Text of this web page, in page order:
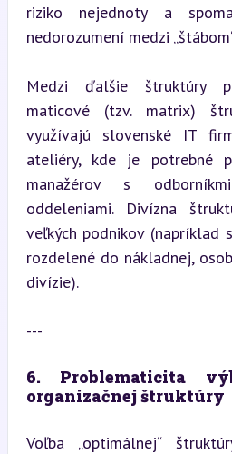
riziko nejednoty a
nedorozumení medzi
Medzi ďalšie štruktúry
maticové (tzv. matrix)
využívajú slovenské IT
ateliéry, kde je potrebné
manažérov s
oddeleniami. Divízna
veľkých podnikov (napríklad
rozdelené do nákladnej,
divízie).
---
6. Problematicita
organizačnej štruktúry
Voľba „optimálnej“